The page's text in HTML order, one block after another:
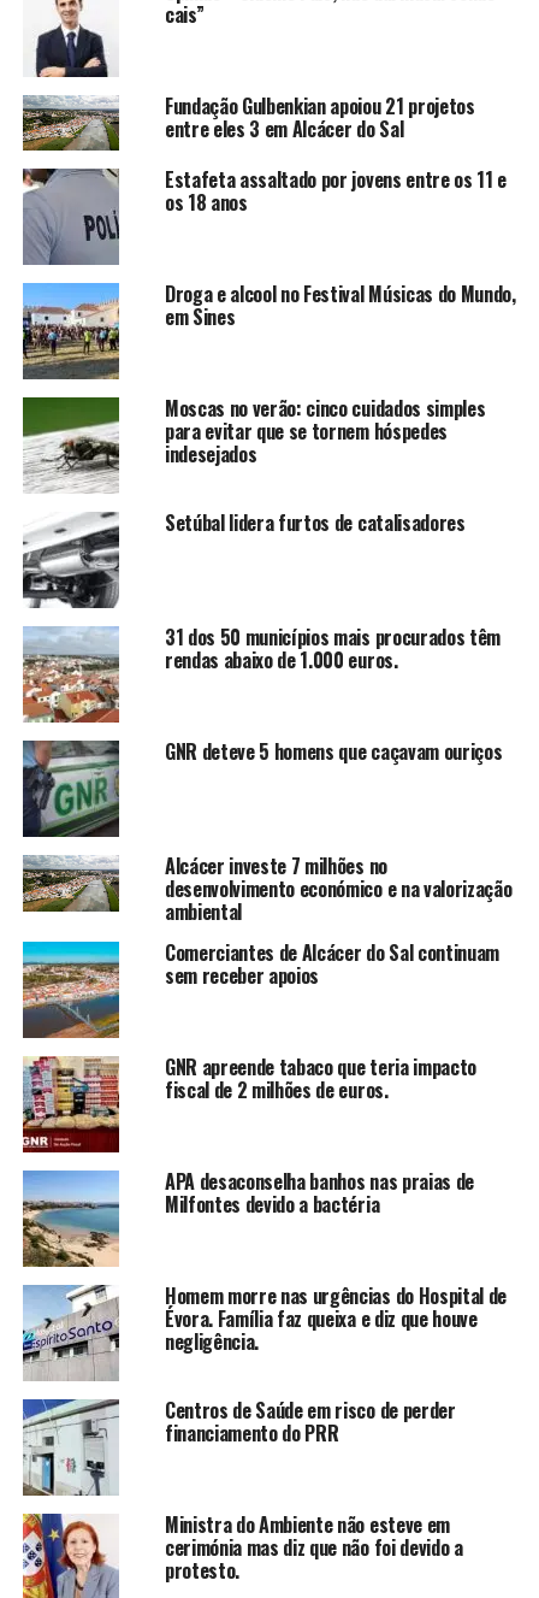
cais”
Fundação Gulbenkian apoiou 21 projetos
entre eles 3 em Alcácer do Sal
Estafeta assaltado por jovens entre os 11 e
os 18 anos
Droga e alcool no Festival Músicas do Mundo,
em Sines
Moscas no verão: cinco cuidados simples
para evitar que se tornem hóspedes
indesejados
Setúbal lidera furtos de catalisadores
31 dos 50 municípios mais procurados têm
rendas abaixo de 1.000 euros.
GNR deteve 5 homens que caçavam ouriços
Alcácer investe 7 milhões no
desenvolvimento económico e na valorização
ambiental
Comerciantes de Alcácer do Sal continuam
sem receber apoios
GNR apreende tabaco que teria impacto
fiscal de 2 milhões de euros.
APA desaconselha banhos nas praias de
Milfontes devido a bactéria
Homem morre nas urgências do Hospital de
Évora. Família faz queixa e diz que houve
negligência.
Centros de Saúde em risco de perder
financiamento do PRR
Ministra do Ambiente não esteve em
cerimónia mas diz que não foi devido a
protesto.